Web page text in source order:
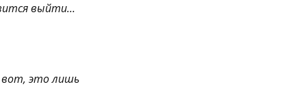
выйти…
вот, это лишь